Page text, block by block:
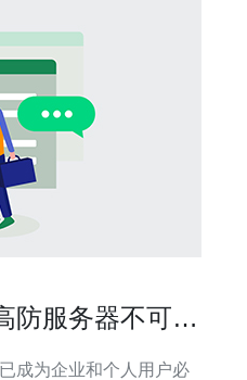
防服务器不可或
成为企业和个人用户必